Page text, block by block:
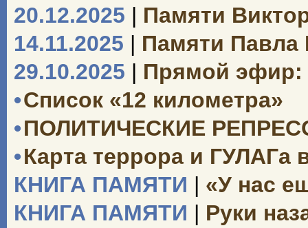
20.12.2025 | Памяти
14.11.2025 | Памяти Павла
29.10.2025 | Прямой эфир:
•Список «12 километра»
•ПОЛИТИЧЕСКИЕ
•Карта террора и ГУЛАГа
КНИГА ПАМЯТИ | «У нас
КНИГА ПАМЯТИ | Руки